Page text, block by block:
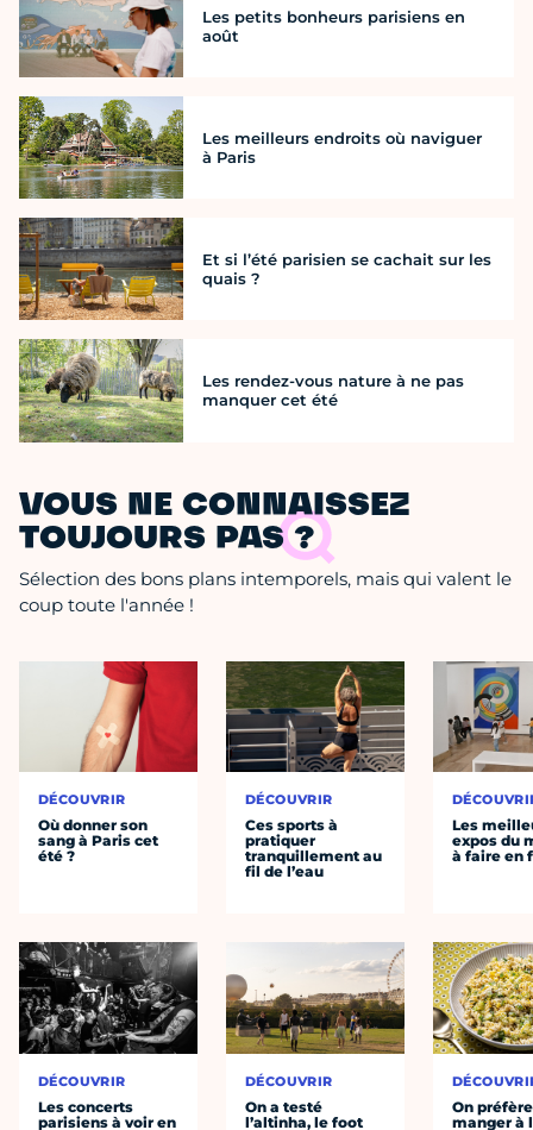
Les petits bonheurs parisiens en
août
Les meilleurs endroits où naviguer
à Paris
Et si l’été parisien se cachait sur les
quais ?
Les rendez-vous nature à ne pas
manquer cet été
VOUS NE CONNAISSEZ
TOUJOURS PAS ?
Sélection des bons plans intemporels, mais qui valent le
coup toute l'année !
DÉCOUVRIR
Où donner son
sang à Paris cet
été ?
DÉCOUVRIR
Les concerts
parisiens à voir en
DÉCOUVRIR
Ces sports à
pratiquer
tranquillement au
fil de l’eau
DÉCOUVRIR
On a testé
l’altinha, le foot
Les
expos du
à faire en
On préfère
manger à